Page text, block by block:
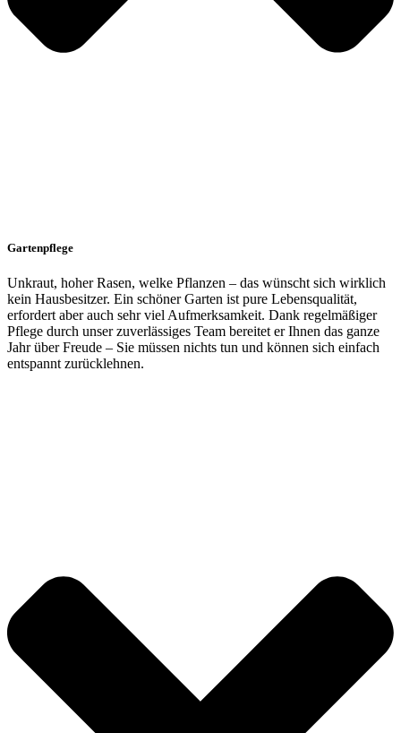
Gartenpflege
Unkraut, hoher Rasen, welke Pflanzen – das wünscht sich wirklich
kein Hausbesitzer. Ein schöner Garten ist pure Lebensqualität,
erfordert aber auch sehr viel Aufmerksamkeit. Dank regelmäßiger
Pflege durch unser zuverlässiges Team bereitet er Ihnen das ganze
Jahr über Freude – Sie müssen nichts tun und können sich einfach
entspannt zurücklehnen.